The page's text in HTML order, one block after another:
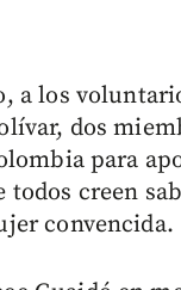
a los
dos
para
creen
convencida.